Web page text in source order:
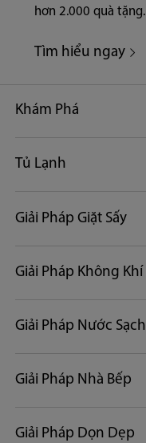
hơn 2.000 quà tặng.
Tìm hiểu ngay
Khám Phá
Tủ Lạnh
Giải Pháp Giặt Sấy
Giải Pháp Không Khí
Giải Pháp Nước Sạch
Giải Pháp Nhà Bếp
Giải Pháp Dọn Dẹp